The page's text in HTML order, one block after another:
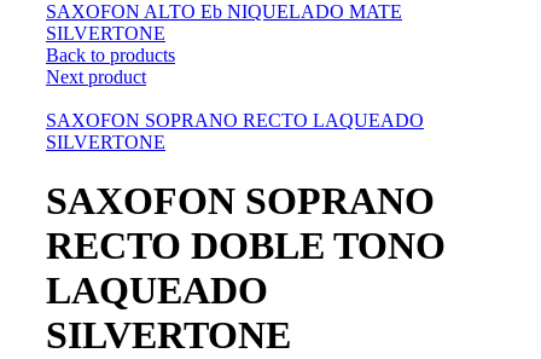
SAXOFON ALTO Eb NIQUELADO MATE
SILVERTONE
Back to products
Next product
SAXOFON SOPRANO RECTO LAQUEADO
SILVERTONE
SAXOFON SOPRANO
RECTO DOBLE TONO
LAQUEADO
SILVERTONE